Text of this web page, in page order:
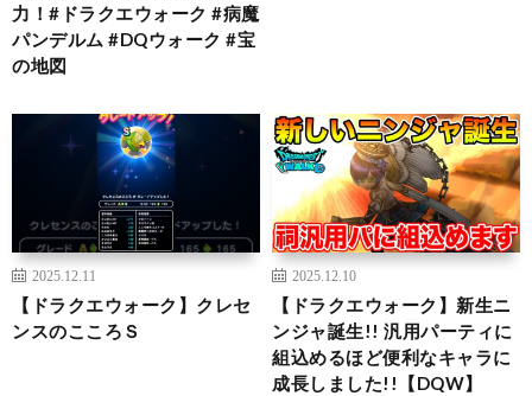
力！#ドラクエウォーク #病魔
パンデルム #DQウォーク #宝
の地図
2025.12.11
【ドラクエウォーク】クレセ
ンスのこころＳ
2025.12.10
【ドラクエウォーク】新生ニ
ンジャ誕生!! 汎用パーティに
組込めるほど便利なキャラに
成長しました!!【DQW】